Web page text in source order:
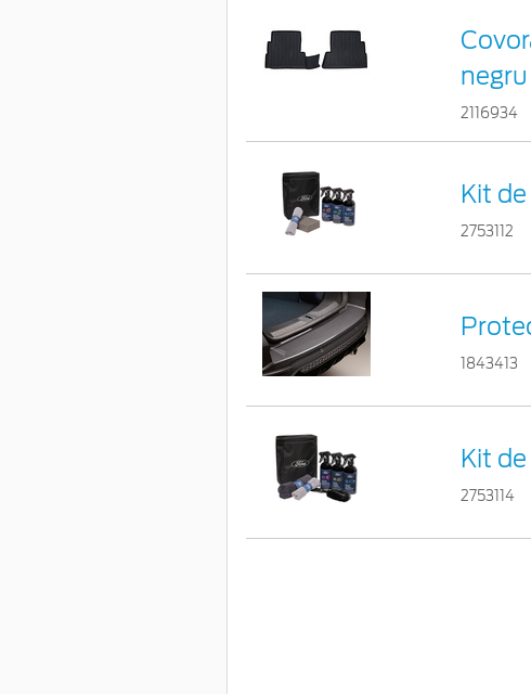
negru
2116934
Kit
2753112
1843413
Kit
2753114